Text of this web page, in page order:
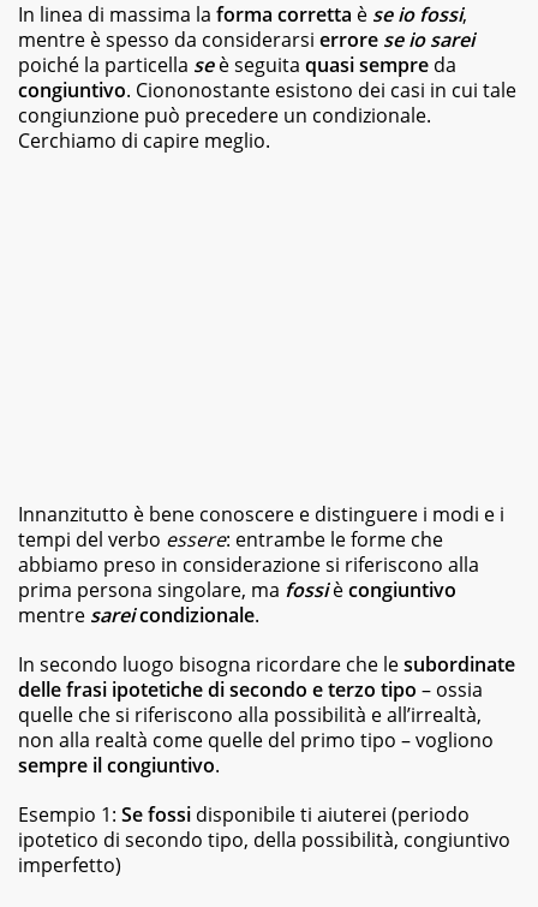
copywriter
per
case
editrici,
magazine
e
siti
romanzi
della
letteratura
classica
ai
best
dagli
albi
illustrati
per
bambini
graphic
novel,
fino
ai
In linea di massima la forma corretta è se io fossi,
mentre è spesso da considerarsi errore se io sarei
poiché la particella seè seguita quasi sempre da
congiuntivo. Ciononostante esistono dei casi in cui tale
congiunzione può precedere un condizionale.
Cerchiamo di capire meglio.
Innanzitutto è bene conoscere e distinguere i modi e i
tempi del verbo essere: entrambe le forme che
abbiamo preso in considerazione si riferiscono alla
prima persona singolare, ma fossiècongiuntivo
mentre sareicondizionale.
In secondo luogo bisogna ricordare che lesubordinate
delle frasi ipotetiche di secondo e terzo tipo – ossia
quelle che si riferiscono alla possibilità e all’irrealtà,
non alla realtà come quelle del primo tipo – vogliono
sempre il congiuntivo.
Esempio 1: Se fossi disponibile ti aiuterei (periodo
ipotetico di secondo tipo, della possibilità, congiuntivo
imperfetto)